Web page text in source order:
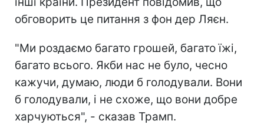
обговорить це питання з фон дер Ляєн.
"Ми роздаємо багато грошей, багато їжі,
багато всього. Якби нас не було, чесно
кажучи, думаю, люди б голодували. Вони
б голодували, і не схоже, що вони добре
харчуються", - сказав Трамп.